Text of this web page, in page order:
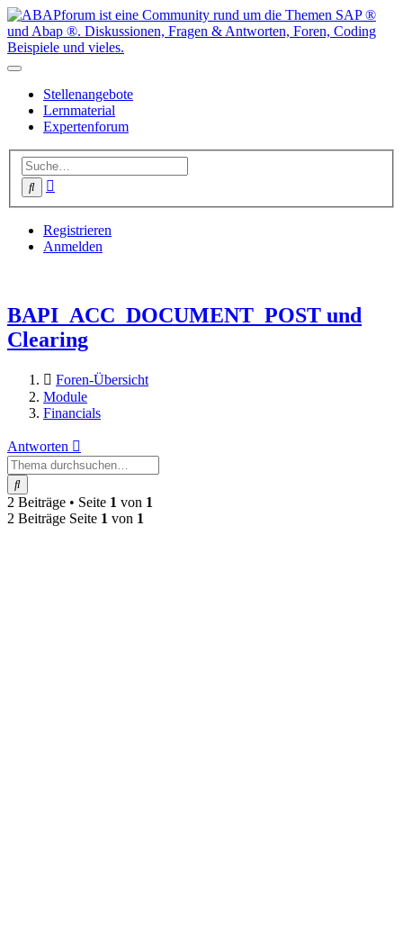
Stellenangebote
Lernmaterial
Expertenforum
Suche
Registrieren
Anmelden
BAPI_ACC_DOCUMENT_POST und
Clearing
Foren-Übersicht
Module
Financials
Antworten
Suche
2 Beiträge • Seite 1 von 1
2 Beiträge Seite 1 von 1